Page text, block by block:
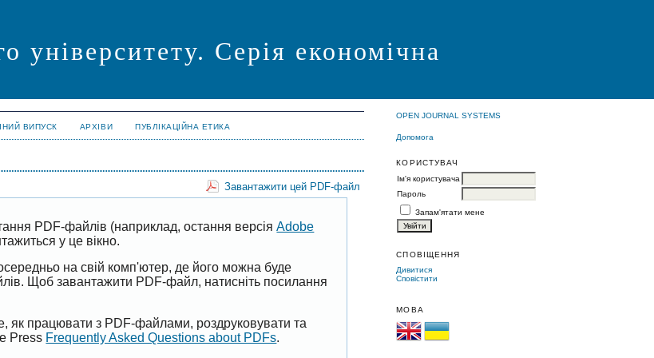
університету. Серія економічна
OPEN JOURNAL SYSTEMS
Допомога
КОРИСТУВАЧ
Ім'я користувача
Пароль
Запам'ятати мене
СПОВІЩЕННЯ
Дивитися
Сповістити
МОВА
ВИПУСК АРХІВИ ПУБЛІКАЦІЙНА ЕТИКА
Завантажити цей PDF-файл
PDF-файлів (наприклад, остання версіяAdobe
у це вікно.
на свій комп'ютер, де його можна буде
Щоб завантажити PDF-файл, натисніть посилання
як працювати з PDF-файлами, роздруковувати та
Press Frequently Asked Questions about PDFs.